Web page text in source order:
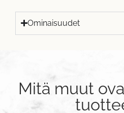
Ominaisuudet
Mitä muut